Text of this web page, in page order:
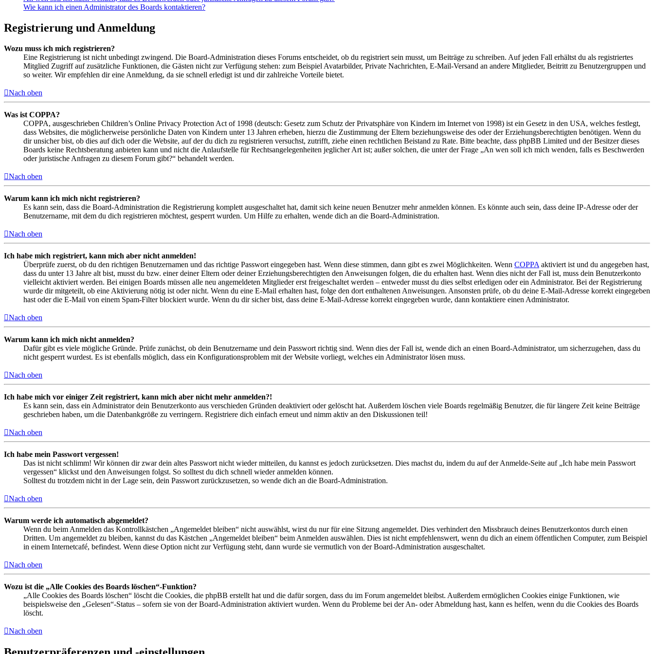
Wie kann ich einen Administrator des Boards kontaktieren?
Registrierung und Anmeldung
Wozu muss ich mich registrieren?
Eine Registrierung ist nicht unbedingt zwingend. Die Board-Administration dieses Forums entscheidet, ob du registriert sein musst, um Beiträge zu schreiben. Auf jeden Fall erhältst du als registriertes
Mitglied Zugriff auf zusätzliche Funktionen, die Gästen nicht zur Verfügung stehen: zum Beispiel Avatarbilder, Private Nachrichten, E-Mail-Versand an andere Mitglieder, Beitritt zu Benutzergruppen und
so weiter. Wir empfehlen dir eine Anmeldung, da sie schnell erledigt ist und dir zahlreiche Vorteile bietet.
Nach oben
Was ist COPPA?
COPPA, ausgeschrieben Children’s Online Privacy Protection Act of 1998 (deutsch: Gesetz zum Schutz der Privatsphäre von Kindern im Internet von 1998) ist ein Gesetz in den USA, welches festlegt,
dass Websites, die möglicherweise persönliche Daten von Kindern unter 13 Jahren erheben, hierzu die Zustimmung der Eltern beziehungsweise des oder der Erziehungsberechtigten benötigen. Wenn du
dir unsicher bist, ob dies auf dich oder die Website, auf der du dich zu registrieren versuchst, zutrifft, ziehe einen rechtlichen Beistand zu Rate. Bitte beachte, dass phpBB Limited und der Besitzer dieses
Boards keine Rechtsberatung anbieten kann und nicht die Anlaufstelle für Rechtsangelegenheiten jeglicher Art ist; außer solchen, die unter der Frage „An wen soll ich mich wenden, falls es Beschwerden
oder juristische Anfragen zu diesem Forum gibt?“ behandelt werden.
Nach oben
Warum kann ich mich nicht registrieren?
Es kann sein, dass die Board-Administration die Registrierung komplett ausgeschaltet hat, damit sich keine neuen Benutzer mehr anmelden können. Es könnte auch sein, dass deine IP-Adresse oder der
Benutzername, mit dem du dich registrieren möchtest, gesperrt wurden. Um Hilfe zu erhalten, wende dich an die Board-Administration.
Nach oben
Ich habe mich registriert, kann mich aber nicht anmelden!
Überprüfe zuerst, ob du den richtigen Benutzernamen und das richtige Passwort eingegeben hast. Wenn diese stimmen, dann gibt es zwei Möglichkeiten. Wenn COPPA aktiviert ist und du angegeben hast,
dass du unter 13 Jahre alt bist, musst du bzw. einer deiner Eltern oder deiner Erziehungsberechtigten den Anweisungen folgen, die du erhalten hast. Wenn dies nicht der Fall ist, muss dein Benutzerkonto
vielleicht aktiviert werden. Bei einigen Boards müssen alle neu angemeldeten Mitglieder erst freigeschaltet werden – entweder musst du dies selbst erledigen oder ein Administrator. Bei der Registrierung
wurde dir mitgeteilt, ob eine Aktivierung nötig ist oder nicht. Wenn du eine E-Mail erhalten hast, folge den dort enthaltenen Anweisungen. Ansonsten prüfe, ob du deine E-Mail-Adresse korrekt eingegeben
hast oder die E-Mail von einem Spam-Filter blockiert wurde. Wenn du dir sicher bist, dass deine E-Mail-Adresse korrekt eingegeben wurde, dann kontaktiere einen Administrator.
Nach oben
Warum kann ich mich nicht anmelden?
Dafür gibt es viele mögliche Gründe. Prüfe zunächst, ob dein Benutzername und dein Passwort richtig sind. Wenn dies der Fall ist, wende dich an einen Board-Administrator, um sicherzugehen, dass du
nicht gesperrt wurdest. Es ist ebenfalls möglich, dass ein Konfigurationsproblem mit der Website vorliegt, welches ein Administrator lösen muss.
Nach oben
Ich habe mich vor einiger Zeit registriert, kann mich aber nicht mehr anmelden?!
Es kann sein, dass ein Administrator dein Benutzerkonto aus verschieden Gründen deaktiviert oder gelöscht hat. Außerdem löschen viele Boards regelmäßig Benutzer, die für längere Zeit keine Beiträge
geschrieben haben, um die Datenbankgröße zu verringern. Registriere dich einfach erneut und nimm aktiv an den Diskussionen teil!
Nach oben
Ich habe mein Passwort vergessen!
Das ist nicht schlimm! Wir können dir zwar dein altes Passwort nicht wieder mitteilen, du kannst es jedoch zurücksetzen. Dies machst du, indem du auf der Anmelde-Seite auf „Ich habe mein Passwort
vergessen“ klickst und den Anweisungen folgst. So solltest du dich schnell wieder anmelden können.
Solltest du trotzdem nicht in der Lage sein, dein Passwort zurückzusetzen, so wende dich an die Board-Administration.
Nach oben
Warum werde ich automatisch abgemeldet?
Wenn du beim Anmelden das Kontrollkästchen „Angemeldet bleiben“ nicht auswählst, wirst du nur für eine Sitzung angemeldet. Dies verhindert den Missbrauch deines Benutzerkontos durch einen
Dritten. Um angemeldet zu bleiben, kannst du das Kästchen „Angemeldet bleiben“ beim Anmelden auswählen. Dies ist nicht empfehlenswert, wenn du dich an einem öffentlichen Computer, zum Beispiel
in einem Internetcafé, befindest. Wenn diese Option nicht zur Verfügung steht, dann wurde sie vermutlich von der Board-Administration ausgeschaltet.
Nach oben
Wozu ist die „Alle Cookies des Boards löschen“-Funktion?
„Alle Cookies des Boards löschen“ löscht die Cookies, die phpBB erstellt hat und die dafür sorgen, dass du im Forum angemeldet bleibst. Außerdem ermöglichen Cookies einige Funktionen, wie
beispielsweise den „Gelesen“-Status – sofern sie von der Board-Administration aktiviert wurden. Wenn du Probleme bei der An- oder Abmeldung hast, kann es helfen, wenn du die Cookies des Boards
löscht.
Nach oben